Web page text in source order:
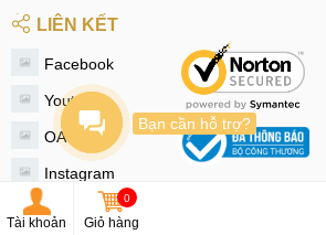
LIÊN KẾT
Facebook
Youtube
OA Zalo
Instagram
Tiktok
Tài khoản
0
Giỏ hàng
Bạn cần hỗ trợ?